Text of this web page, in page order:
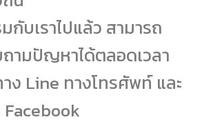
กับเราไปแล้ว สามารถ
ามปัญหาได้ตลอดเวลา
ง Line ทางโทรศัพท์ และ
Facebook